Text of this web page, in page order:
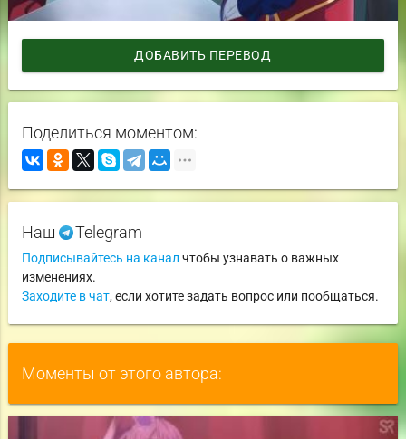
ДОБАВИТЬ ПЕРЕВОД
Поделиться моментом:
Наш Telegram
Подписывайтесь на канал чтобы узнавать о важных
изменениях.
Заходите в чат, если хотите задать вопрос или пообщаться.
Моменты от этого автора: